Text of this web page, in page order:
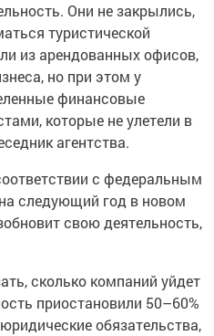
Они не закрылись,
туристической
из арендованных офисов,
но при этом у
финансовые
которые не улетели в
агентства.
с федеральным
следующий год в новом
свою деятельность,
сколько компаний уйдет
приостановили 50–60%
обязательства,